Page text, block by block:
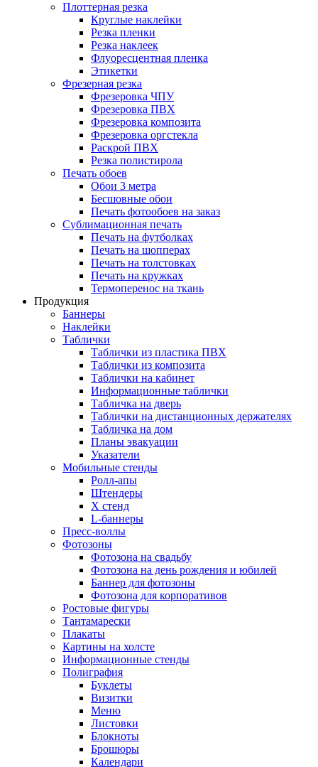
Плоттерная резка
Круглые наклейки
Резка пленки
Резка наклеек
Флуоресцентная пленка
Этикетки
Фрезерная резка
Фрезеровка ЧПУ
Фрезеровка ПВХ
Фрезеровка композита
Фрезеровка оргстекла
Раскрой ПВХ
Резка полистирола
Печать обоев
Обои 3 метра
Бесшовные обои
Печать фотообоев на заказ
Сублимационная печать
Печать на футболках
Печать на шопперах
Печать на толстовках
Печать на кружках
Термоперенос на ткань
Продукция
Баннеры
Наклейки
Таблички
Таблички из пластика ПВХ
Таблички из композита
Таблички на кабинет
Информационные таблички
Табличка на дверь
Таблички на дистанционных держателях
Табличка на дом
Планы эвакуации
Указатели
Мобильные стенды
Ролл-апы
Штендеры
Х стенд
L-баннеры
Пресс-воллы
Фотозоны
Фотозона на свадьбу
Фотозона на день рождения и юбилей
Баннер для фотозоны
Фотозона для корпоративов
Ростовые фигуры
Тантамарески
Плакаты
Картины на холсте
Информационные стенды
Полиграфия
Буклеты
Визитки
Меню
Листовки
Блокноты
Брошюры
Календари